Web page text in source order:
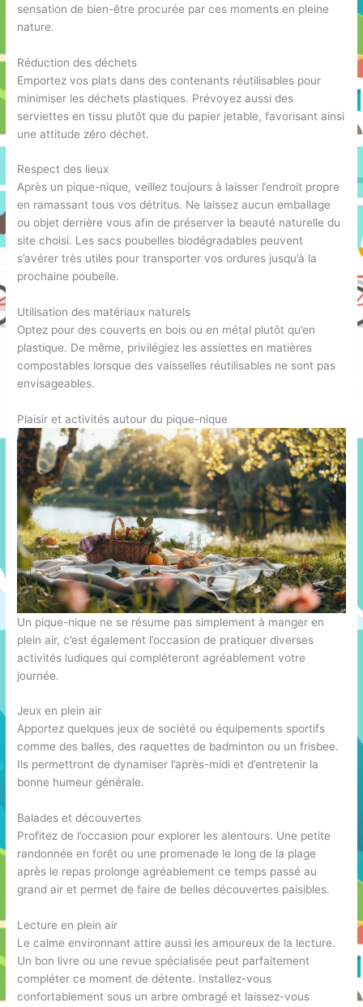
sensation de bien-être procurée par ces moments en pleine
nature.
Réduction des déchets
Emportez vos plats dans des contenants réutilisables pour
minimiser les déchets plastiques. Prévoyez aussi des
serviettes en tissu plutôt que du papier jetable, favorisant ainsi
une attitude zéro déchet.
Respect des lieux
Après un pique-nique, veillez toujours à laisser l’endroit propre
en ramassant tous vos détritus. Ne laissez aucun emballage
ou objet derrière vous afin de préserver la beauté naturelle du
site choisi. Les sacs poubelles biodégradables peuvent
s’avérer très utiles pour transporter vos ordures jusqu’à la
prochaine poubelle.
Utilisation des matériaux naturels
Optez pour des couverts en bois ou en métal plutôt qu’en
plastique. De même, privilégiez les assiettes en matières
compostables lorsque des vaisselles réutilisables ne sont pas
envisageables.
Plaisir et activités autour du pique-nique
Un pique-nique ne se résume pas simplement à manger en
plein air, c’est également l’occasion de pratiquer diverses
activités ludiques qui compléteront agréablement votre
journée.
Jeux en plein air
Apportez quelques jeux de société ou équipements sportifs
comme des balles, des raquettes de badminton ou un frisbee.
Ils permettront de dynamiser l’après-midi et d’entretenir la
bonne humeur générale.
Balades et découvertes
Profitez de l’occasion pour explorer les alentours. Une petite
randonnée en forêt ou une promenade le long de la plage
après le repas prolonge agréablement ce temps passé au
grand air et permet de faire de belles découvertes paisibles.
Lecture en plein air
Le calme environnant attire aussi les amoureux de la lecture.
Un bon livre ou une revue spécialisée peut parfaitement
compléter ce moment de détente. Installez-vous
confortablement sous un arbre ombragé et laissez-vous